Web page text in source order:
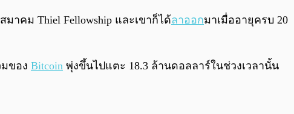
าคม Thiel Fellowship และเขาก็ได้ลาออกมาเมื่ออายุครบ 20
ของ Bitcoin พุ่งขึ้นไปแตะ 18.3 ล้านดอลลาร์ในช่วงเวลานั้น